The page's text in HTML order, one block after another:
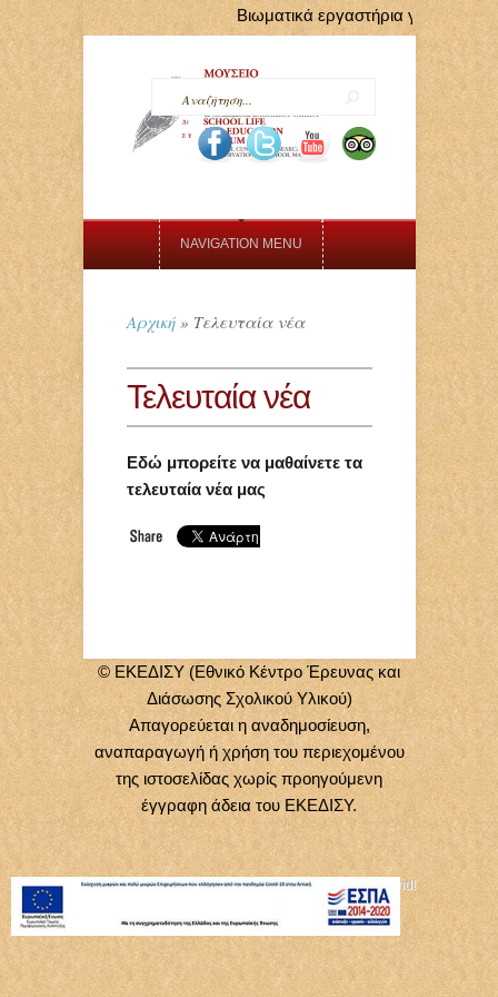
Βιωματικά εργαστήρια για παιδιά
NAVIGATION MENU
Αρχική » Τελευταία νέα
Τελευταία νέα
Εδώ μπορείτε να μαθαίνετε τα
τελευταία νέα μας
© ΕΚΕΔΙΣΥ (Εθνικό Κέντρο Έρευνας και
Διάσωσης Σχολικού Υλικού)
Απαγορεύεται η αναδημοσίευση,
αναπαραγωγή ή χρήση του περιεχομένου
της ιστοσελίδας χωρίς προηγούμενη
έγγραφη άδεια του ΕΚΕΔΙΣΥ.
Κατασκευή Ιστοσελίδων Social Mind!